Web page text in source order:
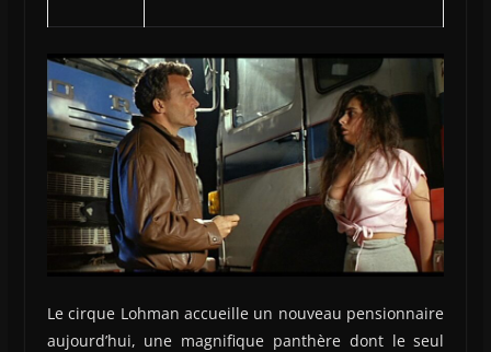
Le cirque Lohman accueille un nouveau pensionnaire
aujourd’hui, une magnifique panthère dont le seul